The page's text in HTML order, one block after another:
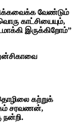
வேண்டும்
காட்சியையும்,
இருக்கிறோம்”
கற்றுக்
சரவணன்,
நன்றி.